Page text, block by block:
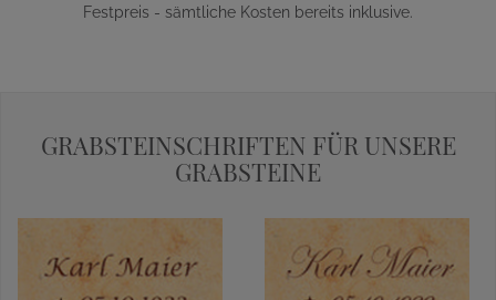
Festpreis - sämtliche Kosten bereits inklusive.
GRABSTEINSCHRIFTEN FÜR UNSERE
GRABSTEINE